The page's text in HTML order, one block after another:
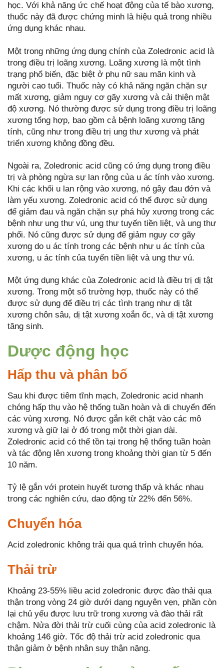
học. Với khả năng ức chế hoạt động của tế bào xương,
thuốc này đã được chứng minh là hiệu quả trong nhiều
ứng dụng khác nhau.
Một trong những ứng dụng chính của Zoledronic acid là
trong điều trị loãng xương. Loãng xương là một tình
trạng phổ biến, đặc biệt ở phụ nữ sau mãn kinh và
người cao tuổi. Thuốc này có khả năng ngăn chặn sự
mất xương, giảm nguy cơ gãy xương và cải thiện mật
độ xương. Nó thường được sử dụng trong điều trị loãng
xương tổng hợp, bao gồm cả bệnh loãng xương tăng
tính, cũng như trong điều trị ung thư xương và phát
triển xương không đồng đều.
Ngoài ra, Zoledronic acid cũng có ứng dụng trong điều
trị và phòng ngừa sự lan rộng của u ác tính vào xương.
Khi các khối u lan rộng vào xương, nó gây đau đớn và
làm yếu xương. Zoledronic acid có thể được sử dụng
để giảm đau và ngăn chặn sự phá hủy xương trong các
bệnh như ung thư vú, ung thư tuyến tiền liệt, và ung thư
phổi. Nó cũng được sử dụng để giảm nguy cơ gãy
xương do u ác tính trong các bệnh như u ác tính của
xương, u ác tính của tuyến tiền liệt và ung thư vú.
Một ứng dụng khác của Zoledronic acid là điều trị dị tật
xương. Trong một số trường hợp, thuốc này có thể
được sử dụng để điều trị các tình trạng như dị tật
xương chôn sâu, dị tật xương xoắn ốc, và dị tật xương
tăng sinh.
Dược động học
Hấp thu và phân bố
Sau khi được tiêm tĩnh mạch, Zoledronic acid nhanh
chóng hấp thụ vào hệ thống tuần hoàn và di chuyển đến
các vùng xương. Nó được gắn kết chặt vào các mô
xương và giữ lại ở đó trong một thời gian dài.
Zoledronic acid có thể tồn tại trong hệ thống tuần hoàn
và tác động lên xương trong khoảng thời gian từ 5 đến
10 năm.
Tỷ lệ gắn với protein huyết tương thấp và khác nhau
trong các nghiên cứu, dao động từ 22% đến 56%.
Chuyển hóa
Acid zoledronic không trải qua quá trình chuyển hóa.
Thải trừ
Khoảng 23-55% liều acid zoledronic được đào thải qua
thận trong vòng 24 giờ dưới dạng nguyên vẹn, phần còn
lại chủ yếu được lưu trữ trong xương và đào thải rất
chậm. Nửa đời thải trừ cuối cùng của acid zoledronic là
khoảng 146 giờ. Tốc độ thải trừ acid zoledronic qua
thận giảm ở bệnh nhân suy thận nặng.